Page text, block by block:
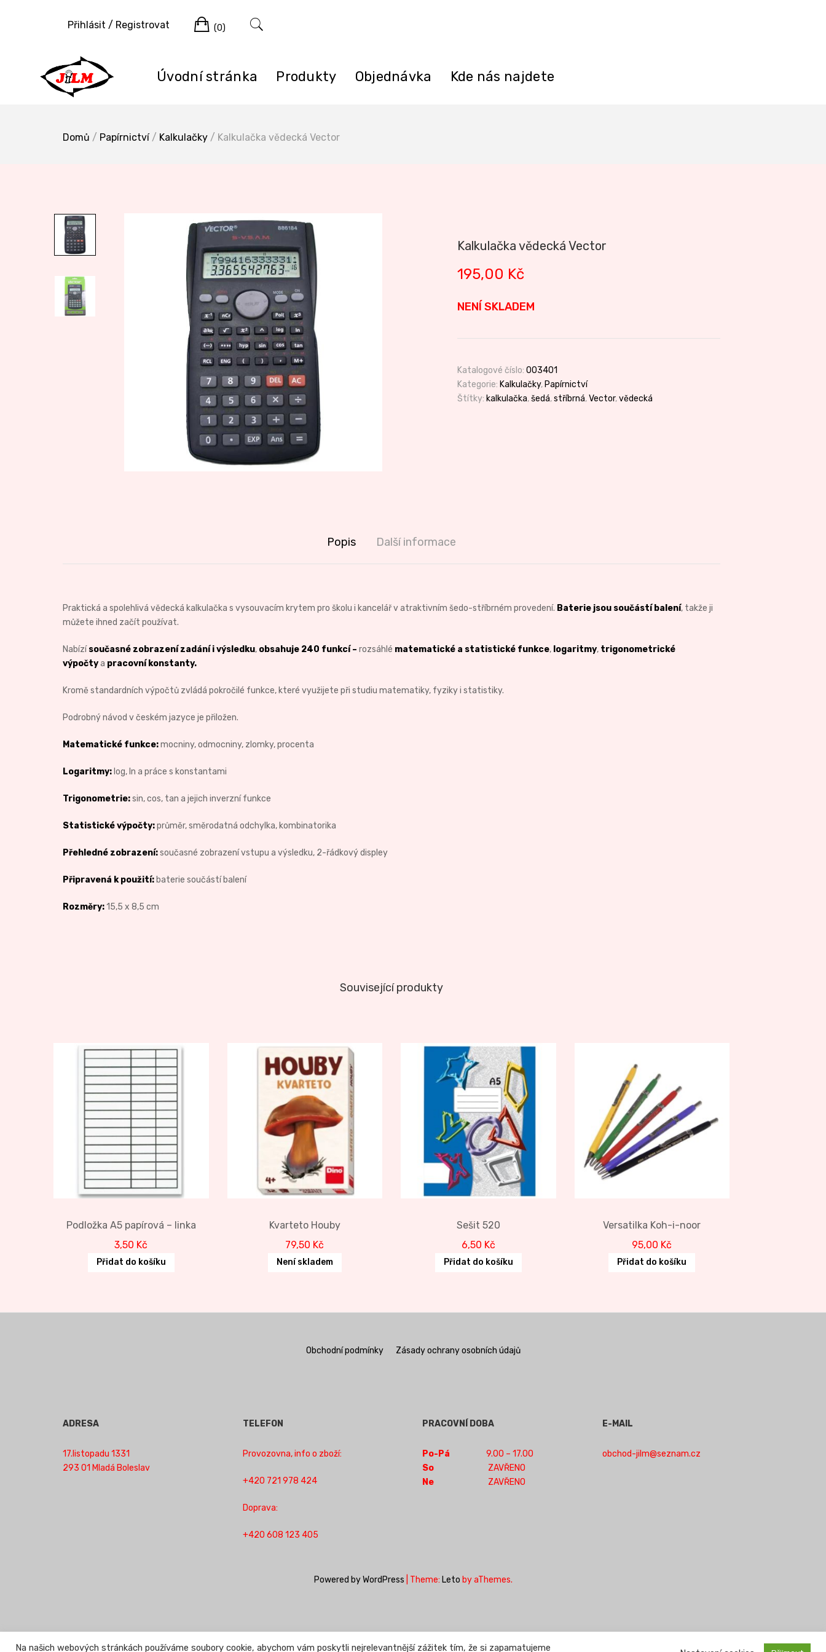
Úvodní stránka Produkty Objednávka Kde nás najdete
Přihlásit / Registrovat Cart
(0)
Domů / Papírnictví/ Kalkulačky / Kalkulačka vědecká Vector
Kalkulačka vědecká Vector
195,00 Kč
NENÍ SKLADEM
Katalogové číslo: 003401
Kategorie: Kalkulačky, Papírnictví
Štítky: kalkulačka,šedá,stříbrná,Vector,vědecká
Popis Další informace
Praktická a spolehlivá vědecká kalkulačka s vysouvacím krytem pro školu i kancelář v atraktivním šedo-stříbrném provedení. Baterie jsou součástí balení, takže ji
můžete ihned začít používat.
Nabízísoučasné zobrazení zadání i výsledku, obsahuje 240 funkcí – rozsáhlé matematické a statistické funkce, logaritmy, trigonometrické
výpočtya pracovní konstanty.
Kromě standardních výpočtů zvládá pokročilé funkce, které využijete při studiu matematiky, fyziky i statistiky.
Podrobný návod v českém jazyce je přiložen.
Matematické funkce:mocniny, odmocniny, zlomky, procenta
Logaritmy: log, ln a práce s konstantami
Trigonometrie:sin, cos, tan a jejich inverzní funkce
Statistické výpočty:průměr, směrodatná odchylka, kombinatorika
Přehledné zobrazení:současné zobrazení vstupu a výsledku, 2-řádkový displey
Připravená k použití: baterie součástí balení
Rozměry:15,5 x 8,5 cm
Související produkty
Podložka A5 papírová – linka
3,50 Kč
Přidat do košíku
Kvarteto Houby
79,50 Kč
Není skladem
Sešit 520
6,50 Kč
Přidat do košíku
Versatilka Koh-i-noor
95,00 Kč
Přidat do košíku
Obchodní podmínky Zásady ochrany osobních údajů
ADRESA
17.listopadu 1331
293 01 Mladá Boleslav
TELEFON
Provozovna, info o zboží:
+420 721 978 424
Doprava:
+420 608 123 405
PRACOVNÍ DOBA
Po-Pá
9.00 – 17.00
So
ZAVŘENO
Ne
ZAVŘENO
E-MAIL
obchod-jilm@seznam.cz
Powered by WordPress Theme: Leto by aThemes.
Na našich webových stránkách používáme soubory cookie, abychom vám poskytli nejrelevantnější zážitek tím, že si zapamatujeme